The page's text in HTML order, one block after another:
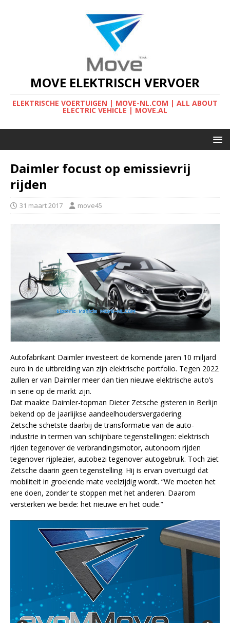
MOVE ELEKTRISCH VERVOER
ELEKTRISCHE VOERTUIGEN | MOVE-NL.COM | ALL ABOUT
ELECTRIC VEHICLE | MOVE.AL
Daimler focust op emissievrij
rijden
31 maart 2017 move45
Autofabrikant Daimler investeert de komende jaren 10 miljard
euro in de uitbreiding van zijn elektrische portfolio. Tegen 2022
zullen er van Daimler meer dan tien nieuwe elektrische auto’s
in serie op de markt zijn.
Dat maakte Daimler-topman Dieter Zetsche gisteren in Berlijn
bekend op de jaarlijkse aandeelhoudersvergadering.
Zetsche schetste daarbij de transformatie van de auto-
industrie in termen van schijnbare tegenstellingen: elektrisch
rijden tegenover de verbrandingsmotor, autonoom rijden
tegenover rijplezier, autobezi tegenover autogebruik. Toch ziet
Zetsche daarin geen tegenstelling. Hij is ervan overtuigd dat
mobiliteit in groeiende mate veelzijdig wordt. “We moeten het
ene doen, zonder te stoppen met het anderen. Daarom
versterken we beide: het nieuwe en het oude.”